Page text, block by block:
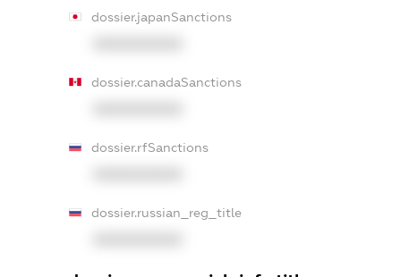
dossier.japanSanctions
dossier.canadaSanctions
dossier.rfSanctions
dossier.russian_reg_title